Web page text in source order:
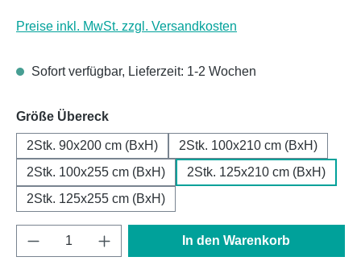
Preise inkl. MwSt. zzgl. Versandkosten
Sofort verfügbar, Lieferzeit: 1-2 Wochen
Größe Übereckauswählen
2Stk. 90x200 cm (BxH)
2Stk. 100x210 cm (BxH)
2Stk. 100x255 cm (BxH)
2Stk. 125x210 cm (BxH)
2Stk. 125x255 cm (BxH)
Produkt Anzahl: Gib den gewünschten
In den Warenkorb